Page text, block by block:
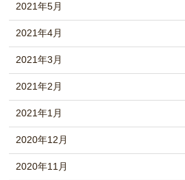
2021年5月
2021年4月
2021年3月
2021年2月
2021年1月
2020年12月
2020年11月